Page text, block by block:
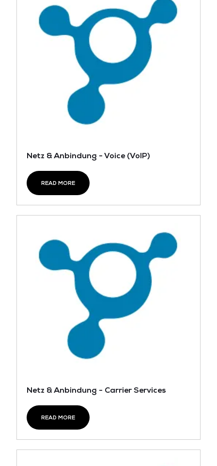
Netz & Anbindung - Voice (VoIP)
READ MORE
Netz & Anbindung - Carrier Services
READ MORE